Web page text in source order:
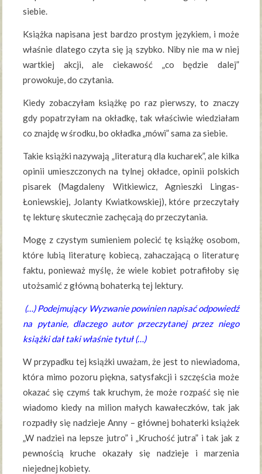
siebie.
Książka napisana jest bardzo prostym językiem, i może
właśnie dlatego czyta się ją szybko. Niby nie ma w niej
wartkiej akcji, ale ciekawość „co będzie dalej”
prowokuje, do czytania.
Kiedy zobaczyłam książkę po raz pierwszy, to znaczy
gdy popatrzyłam na okładkę, tak właściwie wiedziałam
co znajdę w środku, bo okładka „mówi” sama za siebie.
Takie książki nazywają „literaturą dla kucharek”, ale kilka
opinii umieszczonych na tylnej okładce, opinii polskich
pisarek (Magdaleny Witkiewicz, Agnieszki Lingas-
Łoniewskiej, Jolanty Kwiatkowskiej), które przeczytały
tę lekturę skutecznie zachęcają do przeczytania.
Mogę z czystym sumieniem polecić tę książkę osobom,
które lubią literaturę kobiecą, zahaczającą o literaturę
faktu, ponieważ myślę, że wiele kobiet potrafiłoby się
utożsamić z główną bohaterką tej lektury.
(…) Podejmujący Wyzwanie powinien napisać odpowiedź
na pytanie, dlaczego autor przeczytanej przez niego
książki dał taki właśnie tytuł (…)
W przypadku tej książki uważam, że jest to niewiadoma,
która mimo pozoru piękna, satysfakcji i szczęścia może
okazać się czymś tak kruchym, że może rozpaść się nie
wiadomo kiedy na milion małych kawałeczków, tak jak
rozpadły się nadzieje Anny – głównej bohaterki książek
„W nadziei na lepsze jutro” i „Kruchość jutra” i tak jak z
pewnością kruche okazały się nadzieje i marzenia
niejednej kobiety.